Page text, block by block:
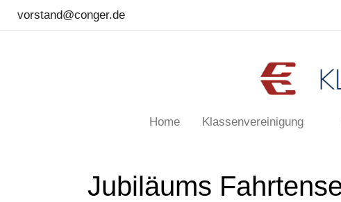
vorstand@conger.de
Home Klassenvereinigung
Jubiläums